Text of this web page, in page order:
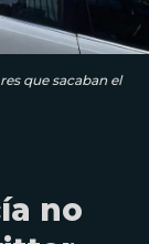
que sacaban el
no